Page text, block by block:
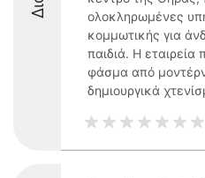
ολοκληρωμένες
κομμωτικής για
παιδιά. Η εταιρεία
φάσμα από
δημιουργικά